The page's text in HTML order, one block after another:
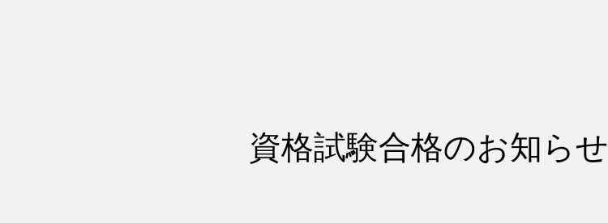
資格試験合格のお知らせ